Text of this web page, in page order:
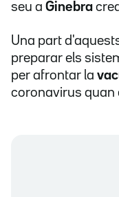
seu a Ginebra
Una part
preparar els
per afrontar la
coronavirus quan